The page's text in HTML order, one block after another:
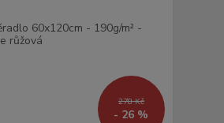
278 Kč
- 26 %